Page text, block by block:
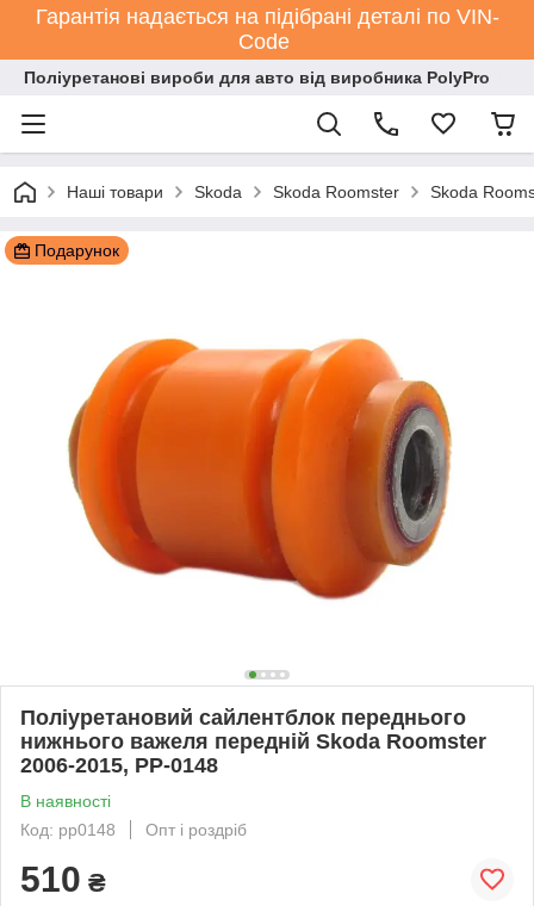
Гарантія надається на підібрані деталі по VIN-
Code
Поліуретанові вироби для авто від виробника PolyPro
Наші товари Skoda Skoda Roomster Skoda
Подарунок
Поліуретановий сайлентблок переднього
нижнього важеля передній Skoda Roomster
2006-2015, PP-0148
В наявності
Код: pp0148
Опт і роздріб
510 ₴